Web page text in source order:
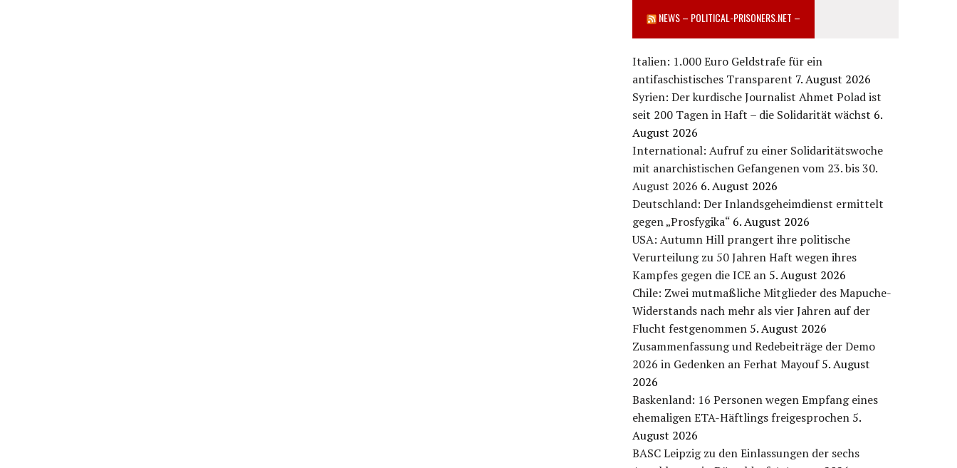
NEWS – POLITICAL-PRISONERS.NET –
Italien: 1.000 Euro Geldstrafe für ein
antifaschistisches Transparent 7. August 2026
Syrien: Der kurdische Journalist Ahmet Polad ist
seit 200 Tagen in Haft – die Solidarität wächst 6.
August 2026
International: Aufruf zu einer Solidaritätswoche
mit anarchistischen Gefangenen vom 23. bis 30.
August 2026 6. August 2026
Deutschland: Der Inlandsgeheimdienst ermittelt
gegen „Prosfygika“ 6. August 2026
USA: Autumn Hill prangert ihre politische
Verurteilung zu 50 Jahren Haft wegen ihres
Kampfes gegen die ICE an 5. August 2026
Chile: Zwei mutmaßliche Mitglieder des Mapuche-
Widerstands nach mehr als vier Jahren auf der
Flucht festgenommen 5. August 2026
Zusammenfassung und Redebeiträge der Demo
2026 in Gedenken an Ferhat Mayouf 5. August
2026
Baskenland: 16 Personen wegen Empfang eines
ehemaligen ETA-Häftlings freigesprochen 5.
August 2026
BASC Leipzig zu den Einlassungen der sechs